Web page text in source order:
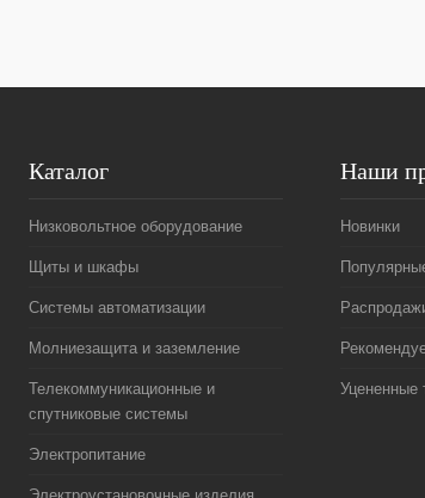
Каталог
Низковольтное оборудование
Щиты и шкафы
Системы автоматизации
Молниезащита и заземление
Телекоммуникационные и
спутниковые системы
Электропитание
Наши
Новинки
Уцененные